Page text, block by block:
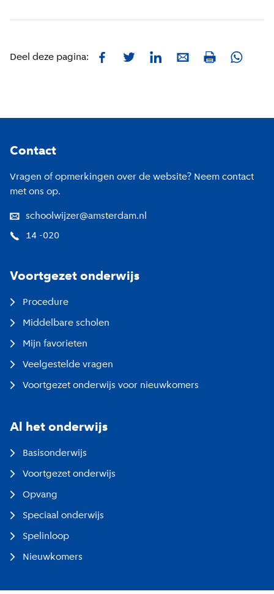
Deel deze pagina: FacebookTwitterLinkedInE-mailPrint
Contact
Vragen of opmerkingen over de website? Neem contact
met ons op.
schoolwijzer@amsterdam.nl
14 -020
Voortgezet onderwijs
Procedure
Middelbare scholen
Mijn favorieten
Veelgestelde vragen
Voortgezet onderwijs voor nieuwkomers
Al het onderwijs
Basisonderwijs
Voortgezet onderwijs
Opvang
Speciaal onderwijs
Spelinloop
Nieuwkomers